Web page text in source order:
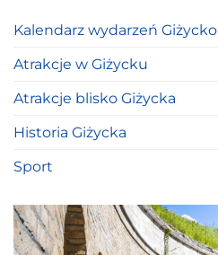
Kalendarz wydarzeń Giżycko
Atrakcje w Giżycku
Atrakcje blisko Giżycka
Historia Giżycka
Sport